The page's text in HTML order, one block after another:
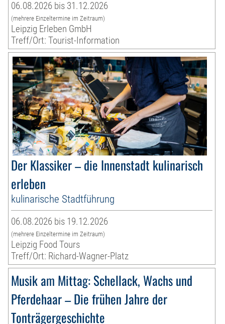
06.08.2026 bis 31.12.2026
(mehrere Einzeltermine im Zeitraum)
Leipzig Erleben GmbH
Treff/Ort: Tourist-Information
Der Klassiker – die Innenstadt kulinarisch
erleben
kulinarische Stadtführung
06.08.2026 bis 19.12.2026
(mehrere Einzeltermine im Zeitraum)
Leipzig Food Tours
Treff/Ort: Richard-Wagner-Platz
Musik am Mittag: Schellack, Wachs und
Pferdehaar – Die frühen Jahre der
Tonträgergeschichte